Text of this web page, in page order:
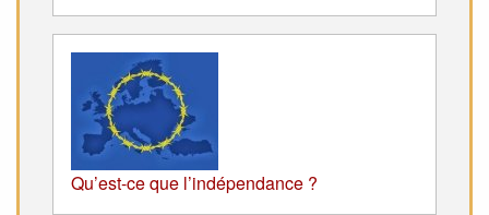
Qu’est-ce que l’indépendance ?